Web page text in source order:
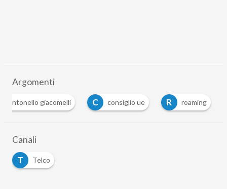
Argomenti
antonello giacomelli C consiglio ue R roaming
Canali
T
Telco